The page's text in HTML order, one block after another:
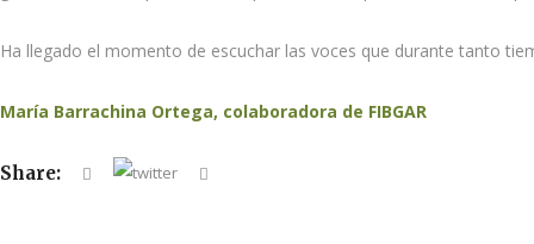
Ha llegado el momento de escuchar las voces que durante tanto
María Barrachina Ortega, colaboradora de FIBGAR
Share: